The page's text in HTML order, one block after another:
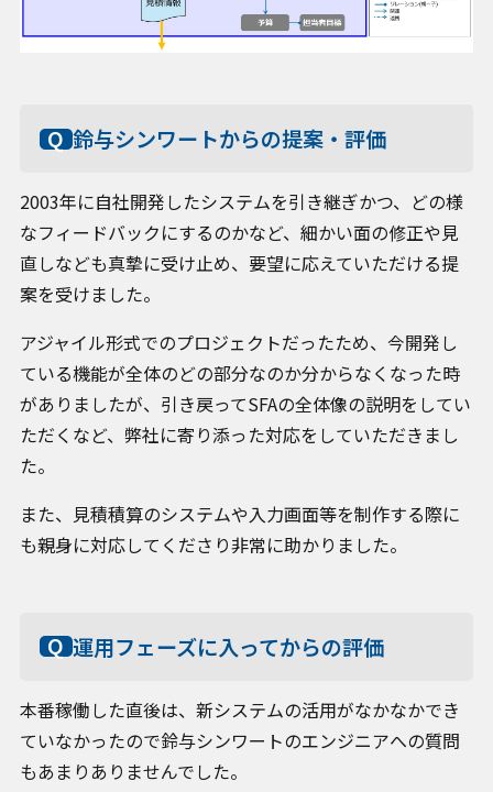
鈴与シンワートからの提案・評価
2003年に自社開発したシステムを引き継ぎかつ、どの様
なフィードバックにするのかなど、細かい面の修正や見
直しなども真摯に受け止め、要望に応えていただける提
案を受けました。
アジャイル形式でのプロジェクトだったため、今開発し
ている機能が全体のどの部分なのか分からなくなった時
がありましたが、引き戻ってSFAの全体像の説明をしてい
ただくなど、弊社に寄り添った対応をしていただきまし
た。
また、見積積算のシステムや入力画面等を制作する際に
も親身に対応してくださり非常に助かりました。
運用フェーズに入ってからの評価
本番稼働した直後は、新システムの活用がなかなかでき
ていなかったので鈴与シンワートのエンジニアへの質問
もあまりありませんでした。